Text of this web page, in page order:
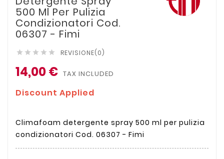
500 Ml Per Pulizia
Condizionatori Cod.
06307 - Fimi
     REVISIONE(0)
14,00 € TAX INCLUDED
Discount Applied
Climafoam detergente spray 500 ml per pulizia
condizionatori Cod. 06307 - Fimi